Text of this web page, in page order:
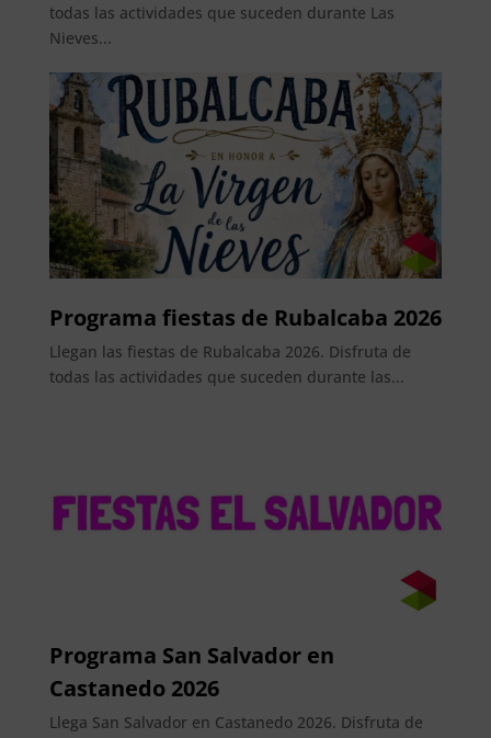
todas las actividades que suceden durante Las
Nieves...
Programa fiestas de Rubalcaba 2026
Llegan las fiestas de Rubalcaba 2026. Disfruta de
todas las actividades que suceden durante las...
Programa San Salvador en
Castanedo 2026
Llega San Salvador en Castanedo 2026. Disfruta de